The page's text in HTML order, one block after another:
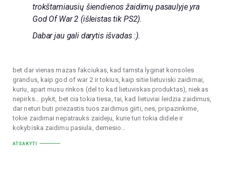
trokštamiausių šiendienos žaidimų pasaulyje yra
God Of War 2 (išleistas tik PS2).
Dabar jau gali darytis išvadas :).
bet dar vienas mazas fakciukas, kad tamsta lyginat konsoles
grandus, kaip god of war 2 ir tokius, kaip sitie lietuviski zaidimai,
kuriu, apart musu rinkos (del to kad lietuviskas produktas), niekas
nepirks… pykit, bet cia tokia tiesa, tai, kad lietuviai leidzia zaidimus,
dar neturi buti priezastis tuos zaidimus girti, nes, pripazinkime,
tokie zaidimai nepatrauks zaideju, kurie turi tokia didele ir
kokybiska zaidimu pasiula, demesio…
ATSAKYTI